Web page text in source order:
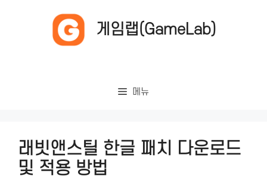
게임랩(GameLab)
메뉴
래빗앤스틸 한글 패치 다운로드
및 적용 방법